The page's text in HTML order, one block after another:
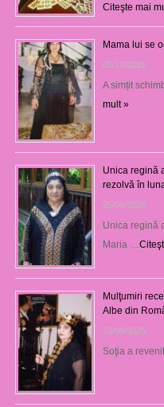
Citeşte mai
Mama lui se
05/12/2025
A simțit
mult »
Unica regină
rezolvă în
25/09/2025
Unica regină
Maria …
Mulţumiri
Albe din
23/08/2025
Soţia a